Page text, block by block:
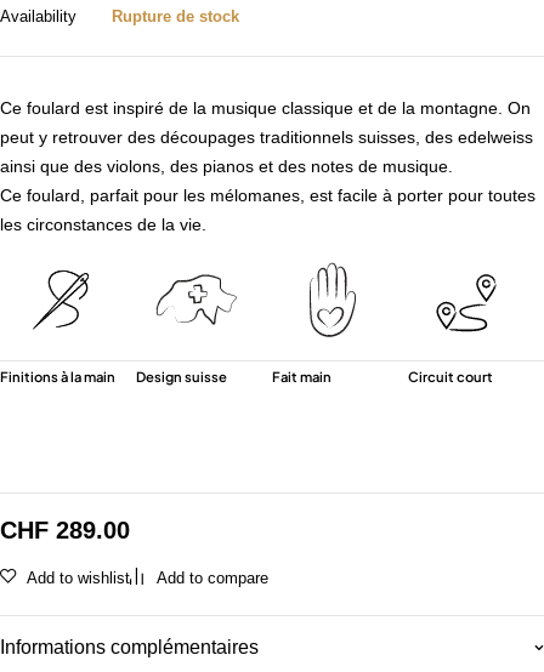
Availability Rupture de stock
Ce foulard est inspiré de la musique classique et de la montagne. On
peut y retrouver des découpages traditionnels suisses, des edelweiss
ainsi que des violons, des pianos et des notes de musique.
Ce foulard, parfait pour les mélomanes, est facile à porter pour toutes
les circonstances de la vie.
Finitions à la main Design suisse Fait main Circuit court
CHF 289.00
Add to wishlist Add to compare
Informations complémentaires